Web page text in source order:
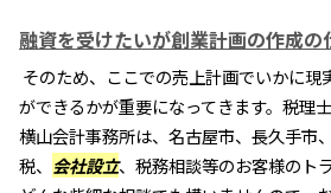
融資を受けたいが創業計画の作成の
そのため、ここでの売上計画でいかに現
ができるかが重要になってきます。税理
横山会計事務所は、名古屋市、長久手市
税、 会社設立、税務相談等のお客様のト